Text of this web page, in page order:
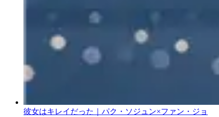
彼女はキレイだった｜パク・ソジュン×ファン・ジョ